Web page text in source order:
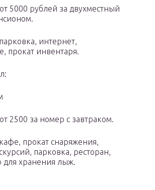
5000 рублей за двухместный
интернет,
прокат инвентаря.
2500 за номер с завтраком.
прокат снаряжения,
парковка, ресторан,
для хранения лыж.